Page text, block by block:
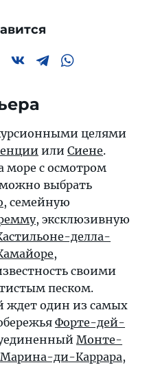
целями
или Сиене.
море с осмотром
можно выбрать
, семейную
, эксклюзивную
делла-
,
своими
песком.
ждет один из самых
Форте-дей-
Монте-
Марина-ди-Каррара,